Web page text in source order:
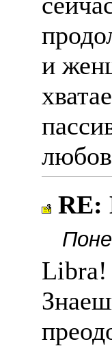
и
RE:
Libra!